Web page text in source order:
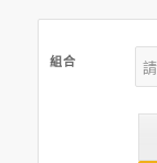
組合